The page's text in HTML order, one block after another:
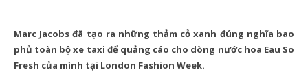
Marc Jacobs đã tạo ra những thảm cỏ xanh đúng nghĩa bao
phủ toàn bộ xe taxi để quảng cáo cho dòng nước hoa Eau So
Fresh của mình tại London Fashion Week.